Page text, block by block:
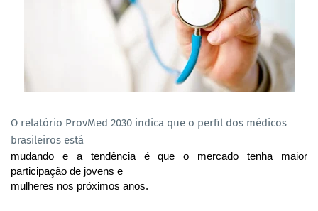
O relatório ProvMed 2030 indica que o perfil dos médicos
brasileiros está
mudando e a tendência é que o mercado tenha maior
participação de jovens e
mulheres nos próximos anos.